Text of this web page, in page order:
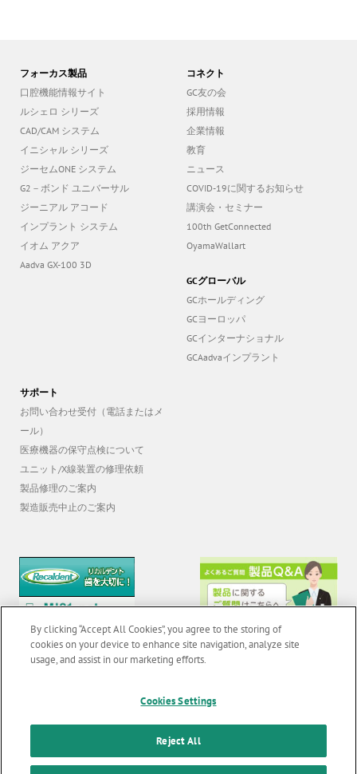
フォーカス製品
口腔機能情報サイト
ルシェロ シリーズ
CAD/CAM システム
イニシャル シリーズ
ジーセムONE システム
G2－ボンド ユニバーサル
ジーニアル アコード
インプラント システム
イオム アクア
Aadva GX-100 3D
コネクト
GC友の会
採用情報
企業情報
教育
ニュース
COVID-19に関するお知らせ
講演会・セミナー
100th GetConnected
OyamaWallart
GCグローバル
GCホールディング
GCヨーロッパ
GCインターナショナル
GCAadvaインプラント
サポート
お問い合わせ受付（電話またはメ
ール）
医療機器の保守点検について
ユニット/X線装置の修理依頼
製品修理のご案内
製造販売中止のご案内
o
o
無断転載禁止 | お問い合わせ
個人情報保護方針| クッキーポリシー| 透明性に関する指針|
クアラルンプール原則対応方針|
By clicking “Accept All Cookies”, you agree to the storing of
cookies on your device to enhance site navigation, analyze site
usage, and assist in our marketing efforts.
Cookies Settings
Reject All